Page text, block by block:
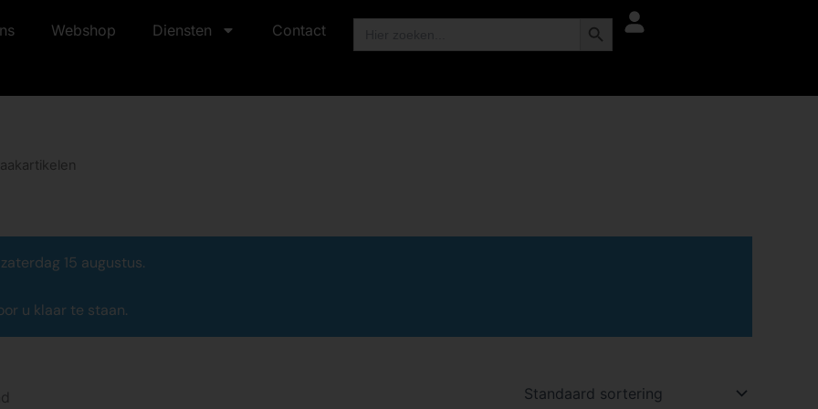
Webshop Diensten Contact
Zoek
Zoekknop
15 augustus.
u klaar te staan.